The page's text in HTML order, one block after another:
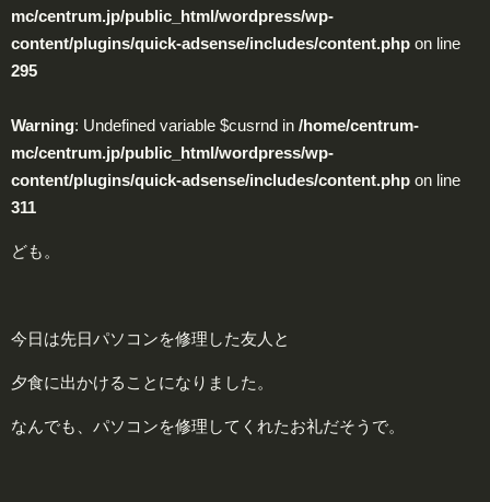
mc/centrum.jp/public_html/wordpress/wp-
content/plugins/quick-adsense/includes/content.php on line
295
Warning: Undefined variable $cusrnd in /home/centrum-
mc/centrum.jp/public_html/wordpress/wp-
content/plugins/quick-adsense/includes/content.php on line
311
ども。
今日は先日パソコンを修理した友人と
夕食に出かけることになりました。
なんでも、パソコンを修理してくれたお礼だそうで。